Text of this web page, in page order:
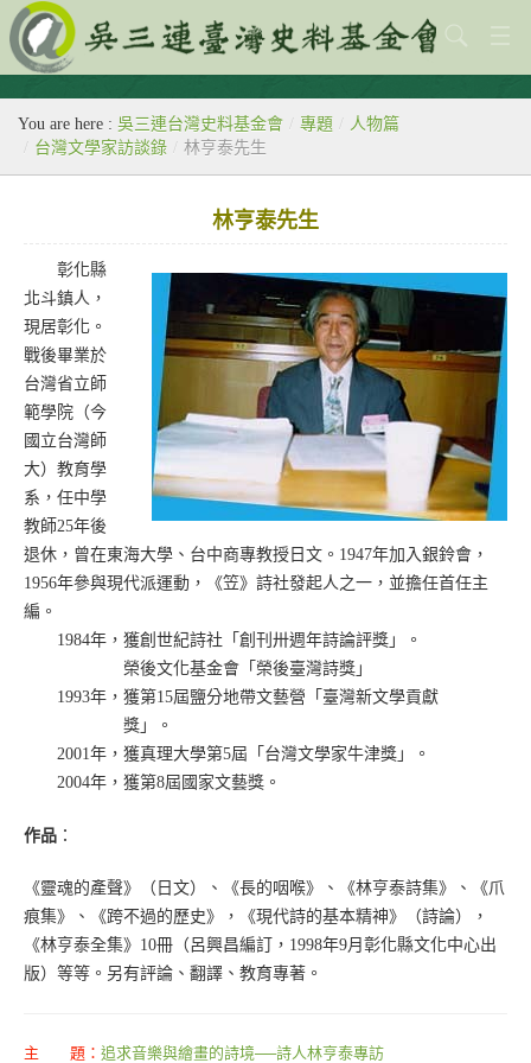
關於本會
歷史教室
歷年活動
台灣史料中心
You are here : 吳三連台灣史料基金會 / 專題 / 人物篇
/ 台灣文學家訪談錄 / 林亨泰先生
林亨泰先生
彰化縣
北斗鎮人，
現居彰化。
戰後畢業於
台灣省立師
範學院（今
國立台灣師
大）教育學
系，任中學
教師25年後
退休，曾在東海大學、台中商專教授日文。1947年加入銀鈴會，
1956年參與現代派運動，《笠》詩社發起人之一，並擔任首任主
編。
1984年，獲創世紀詩社「創刊卅週年詩論評獎」。
榮後文化基金會「榮後臺灣詩獎」
1993年，獲第15屆鹽分地帶文藝營「臺灣新文學貢獻
獎」。
2001年，獲真理大學第5屆「台灣文學家牛津獎」。
2004年，獲第8屆國家文藝獎。
作品 ：
《靈魂的產聲》（日文）、《長的咽喉》、《林亨泰詩集》、《爪
痕集》、《跨不過的歷史》，《現代詩的基本精神》（詩論），
《林亨泰全集》10冊（呂興昌編訂，1998年9月彰化縣文化中心出
版）等等。另有評論、翻譯、教育專著。
主 題： 追求音樂與繪畫的詩境──詩人林亨泰專訪